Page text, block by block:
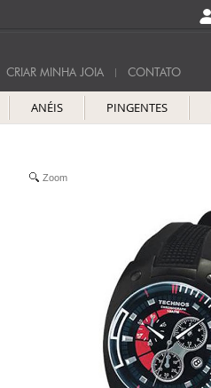
CRIAR MINHA JOIA CONTATO
ANÉIS PINGENTES
Zoom